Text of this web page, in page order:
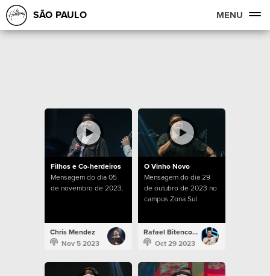
SÃO PAULO MENU
Filhos e Co-herdeiros
Mensagem do dia 05
de novembro de 2023.
Chris Mendez
Nov 5 2023
O Vinho Novo
Mensagem do dia 29
de outubro de 2023 no
campus Zona Sul.
Rafael Bitencourt
Oct 29 2023